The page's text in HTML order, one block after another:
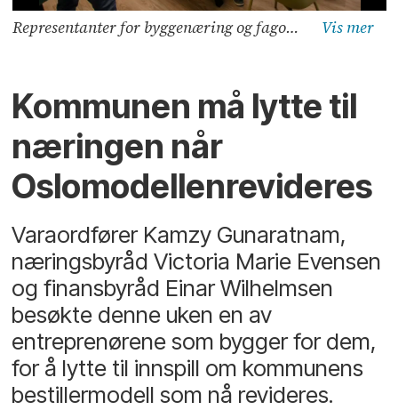
Representanter for byggenæring og fagopplæringen møtte onsdag representanter fra Oslo kommune for å snakke om Oslomodellen, som nå fornyes.
Kommunen må lytte til
næringen når
Oslomodellenrevideres
Varaordfører Kamzy Gunaratnam,
næringsbyråd Victoria Marie Evensen
og finansbyråd Einar Wilhelmsen
besøkte denne uken en av
entreprenørene som bygger for dem,
for å lytte til innspill om kommunens
bestillermodell som nå revideres.